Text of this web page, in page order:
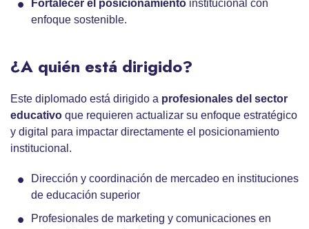
Fortalecer el posicionamiento institucional con
enfoque sostenible.
¿A quién está dirigido?
Este diplomado está dirigido a profesionales del sector
educativo que requieren actualizar su enfoque estratégico
y digital para impactar directamente el posicionamiento
institucional.
Dirección y coordinación de mercadeo en instituciones
de educación superior
Profesionales de marketing y comunicaciones en